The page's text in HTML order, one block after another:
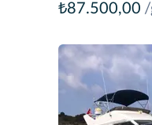
₺87.500,00 /